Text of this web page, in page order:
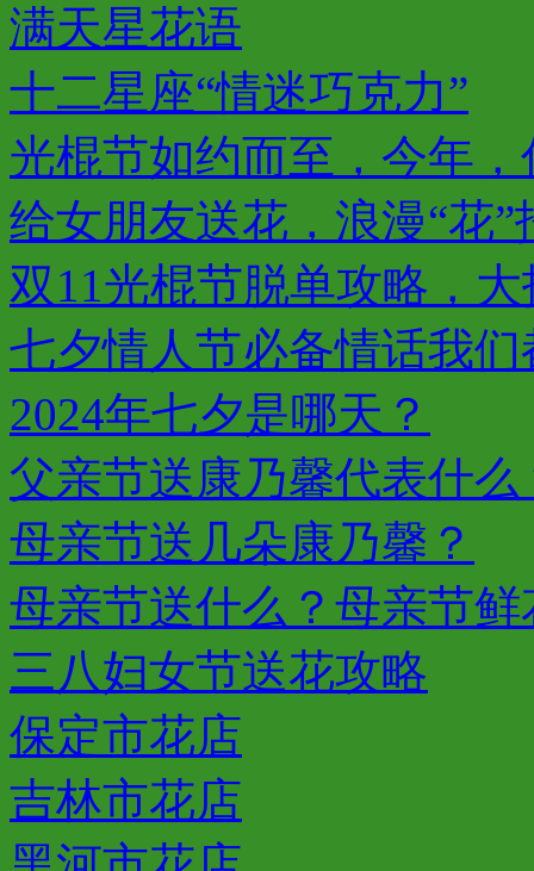
满天星花语
十二星座“情迷巧克力”
光棍节如约而至，今年
给女朋友送花，浪漫“花”
双11光棍节脱单攻略，
七夕情人节必备情话我
2024年七夕是哪天？
父亲节送康乃馨代表什么
母亲节送几朵康乃馨？
母亲节送什么？母亲节鲜
三八妇女节送花攻略
保定市花店
吉林市花店